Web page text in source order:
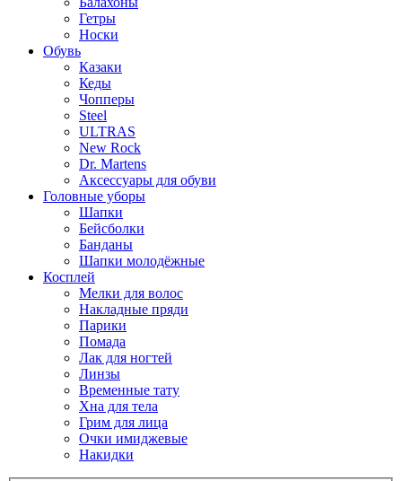
Гетры
Носки
Обувь
Казаки
Кеды
Чопперы
Steel
ULTRAS
New Rock
Dr. Martens
Аксессуары для обуви
Головные уборы
Шапки
Бейсболки
Банданы
Шапки молодёжные
Косплей
Мелки для волос
Накладные пряди
Парики
Помада
Лак для ногтей
Линзы
Временные тату
Хна для тела
Грим для лица
Очки имиджевые
Накидки